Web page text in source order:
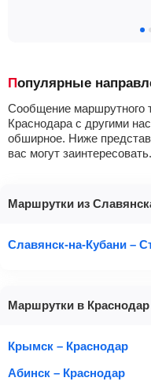
Популярные
Сообщение маршрутного
Краснодара с другими
обширное. Ниже
вас могут заинтересовать.
Маршрутки из
Славянск-на-Кубани –
Маршрутки в Краснодар
Крымск – Краснодар
Абинск – Краснодар